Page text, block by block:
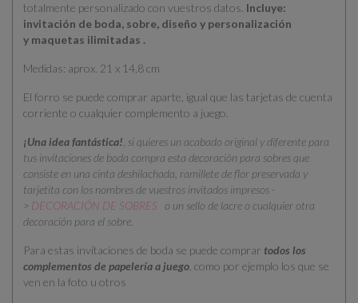
totalmente personalizado con vuestros datos. Incluye:
invitación de boda, sobre, diseño y personalización
y maquetas ilimitadas .
Medidas: aprox. 21 x 14,8 cm
El forro se puede comprar aparte, igual que las tarjetas de cuenta
corriente o cualquier complemento a juego.
¡Una idea fantástica! si quieres un acabado original y diferente para
tus invitaciones de boda compra esta decoración para sobres que
consiste en una cinta deshilachada, ramillete de flor preservada y
tarjetita con los nombres de vuestros invitados impresos -
> DECORACIÓN DE SOBRES o un sello de lacre o cualquier otra
decoración para el sobre.
Para estas invitaciones de boda se puede comprar todos los
complementos de papelería a juego , como por ejemplo los que se
ven en la foto u otros